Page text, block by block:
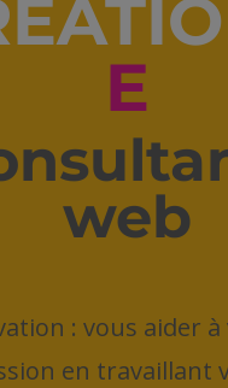
E
web
: vous aider à
en travaillant